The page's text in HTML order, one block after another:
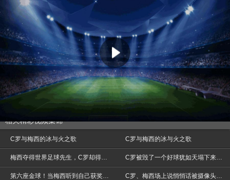
相关精彩视频集锦
C罗与梅西的冰与火之歌 C罗与梅西的冰与火之歌
梅西夺得世界足球先生，C罗却得到整个世界，真正的人生赢家！ C罗被毁了一个好球犹如天塌下来一样,梅西轻松完成类似进球!
第六座金球！当梅西听到自己获奖时是什么表情，太可爱了！ C罗、梅西场上说悄悄话被摄像头抓个正着